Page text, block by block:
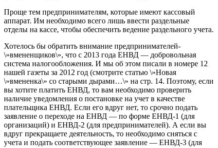
Проще тем предпринимателям, которые имеют кассовый
аппарат. Им необходимо всего лишь ввести раздельные
отделы на кассе, чтобы обеспечить ведение раздельного учета.
Хотелось бы обратить внимание предпринимателей-
\»вмененщиков\», что с 2013 года ЕНВД — добровольная
система налогообложения. И мы об этом писали в номере 12
нашей газеты за 2012 год (смотрите статью \»Новая
\»вмененка\» со старыми дырами…\» на стр. 14. Поэтому, если
вы хотите платить ЕНВД, то вам необходимо проверить
наличие уведомления о постановке на учет в качестве
плательщика ЕНВД. Если его вдруг нет, то срочно подать
заявление о переходе на ЕНВД — по форме ЕНВД-1 (для
организаций) и ЕНВД-2 (для предпринимателей). А если вы
вдруг прекращаете деятельность, то необходимо сняться с
учета и подать соответствующее заявление — ЕНВД-3 (для